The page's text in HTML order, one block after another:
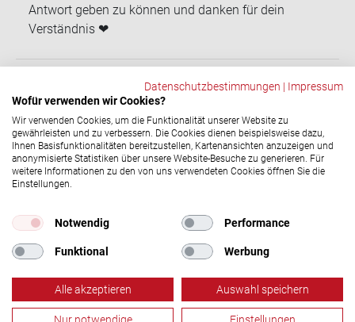
Antwort geben zu können und danken für dein
Verständnis ❤
ZURÜCK
Impressum
Datenschutz
Social-​Media Ka­nä­le
Datenschutzbestimmungen | Impressum
Wofür verwenden wir Cookies?
Wir verwenden Cookies, um die Funktionalität unserer Website zu
gewährleisten und zu verbessern. Die Cookies dienen beispielsweise dazu,
Ihnen Basisfunktionalitäten bereitzustellen, Kartenansichten anzuzeigen und
anonymisierte Statistiken über unsere Website-Besuche zu generieren. Für
weitere Informationen zu den von uns verwendeten Cookies öffnen Sie die
Einstellungen.
Notwendig Performance
Funktional Werbung
Alle akzeptieren Auswahl speichern